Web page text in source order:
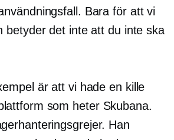
Bara för att vi
betyder det inte att du inte ska
är att vi hade en kille
som heter Skubana.
Han